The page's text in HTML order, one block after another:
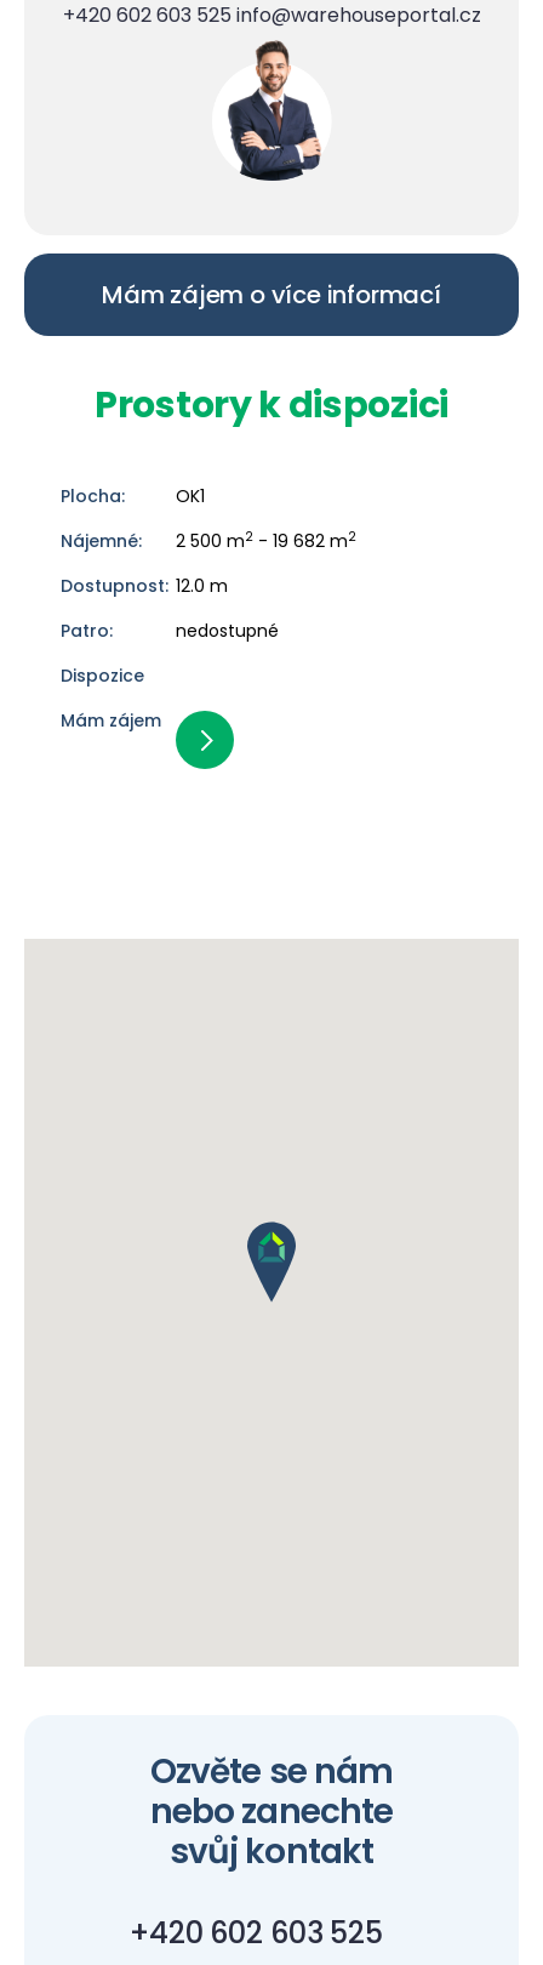
+420 602 603 525 info@warehouseportal.cz
Mám zájem o více informací
Prostory k dispozici
OK1
2 500 m2 - 19 682 m2
12.0 m
nedostupné
Ozvěte se nám
nebo zanechte
svůj kontakt
+420 602 603 525